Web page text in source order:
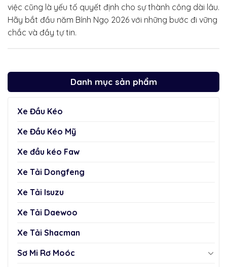
Danh mục sản phẩm
Xe Đầu Kéo
Xe Đầu Kéo Mỹ
Xe đầu kéo Faw
Xe Tải Dongfeng
Xe Tải Isuzu
Xe Tải Daewoo
Xe Tải Shacman
Sơ Mi Rơ Moóc
việc cũng là yếu tố quyết định cho sự thành công dài lâu.
Hãy bắt đầu năm Bính Ngọ 2026 với những bước đi vững
chắc và đầy tự tin.